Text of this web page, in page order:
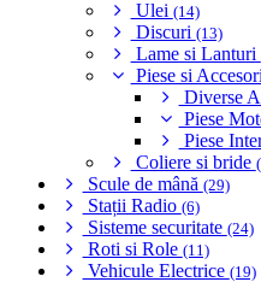
Ulei (14)
Discuri (13)
Lame si Lanturi
Piese si
Diverse
Piese
Piese
Coliere si bride
Scule de mână (29)
Stații Radio (6)
Sisteme securitate (24)
Roti si Role (11)
Vehicule Electrice (19)